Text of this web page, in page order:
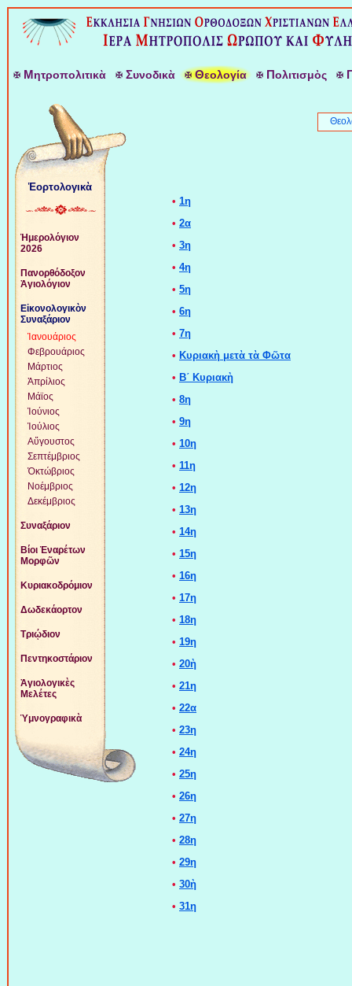
Μητροπολιτικὰ Συνοδικὰ Θεολογία Πολιτισμὸς
Ἑορτολογικὰ
Ἡμερολόγιον
2026
Πανορθόδοξον
Ἁγιολόγιον
Εἰκονολογικὸν
Συναξάριον
Ἰανουάριος
Φεβρουάριος
Μάρτιος
Ἀπρίλιος
Μάϊος
Ἰούνιος
Ἰούλιος
Αὔγουστος
Σεπτέμβριος
Ὀκτώβριος
Νοέμβριος
Δεκέμβριος
Συναξάριον
Βίοι Ἐναρέτων
Μορφῶν
Κυριακοδρόμιον
Δωδεκάορτον
Τριῴδιον
Πεντηκοστάριον
Ἁγιολογικὲς
Μελέτες
Ὑμνογραφικὰ
• 1η
• 2α
• 3η
• 4η
• 5η
• 6η
• 7η
• Κυριακὴ μετὰ τὰ Φῶτα
• Β´ Κυριακὴ
• 8η
• 9η
• 10η
• 11η
• 12η
• 13η
• 14η
• 15η
• 16η
• 17η
• 18η
• 19η
• 20ὴ
• 21η
• 22α
• 23η
• 24η
• 25η
• 26η
• 27η
• 28η
• 29η
• 30ὴ
• 31η